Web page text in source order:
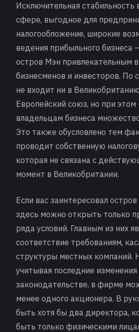
Исключительная стабильность
сфере, выгодное для
налогообложение, широкие
ведения прибыльного бизнеса
остров Мэн привлекательным
бизнесменов и инвесторов. По
не входит ни в
Европейский союз, но при
владельцам бизнеса
Это также обусловлено тем
проводит собственную
которая не связана с
момент в Великобритании.
Если вас заинтересовал
здесь можно открыть только
ряда условий. Главным из них
соответствие требованиям,
структуры местных компаний.
учитывая последние изменения
законодательстве, в фирме
менее одного акционера. В
быть хотя бы два директора,
быть только физическими